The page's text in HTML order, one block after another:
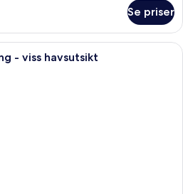
Se priser
Ett hotellrum med en säng, ett
- viss havsutsikt